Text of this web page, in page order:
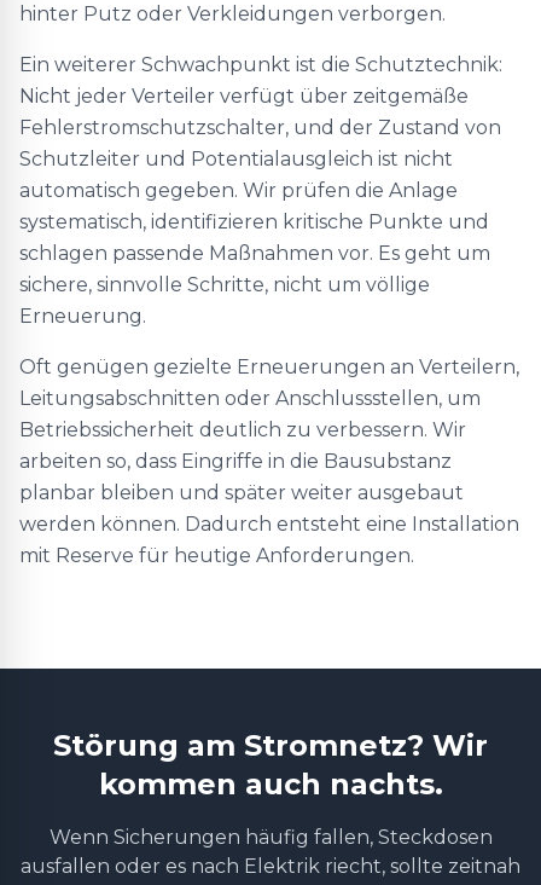
hinter Putz oder Verkleidungen verborgen.
Ein weiterer Schwachpunkt ist die Schutztechnik:
Nicht jeder Verteiler verfügt über zeitgemäße
Fehlerstromschutzschalter, und der Zustand von
Schutzleiter und Potentialausgleich ist nicht
automatisch gegeben. Wir prüfen die Anlage
systematisch, identifizieren kritische Punkte und
schlagen passende Maßnahmen vor. Es geht um
sichere, sinnvolle Schritte, nicht um völlige
Erneuerung.
Oft genügen gezielte Erneuerungen an Verteilern,
Leitungsabschnitten oder Anschlussstellen, um
Betriebssicherheit deutlich zu verbessern. Wir
arbeiten so, dass Eingriffe in die Bausubstanz
planbar bleiben und später weiter ausgebaut
werden können. Dadurch entsteht eine Installation
mit Reserve für heutige Anforderungen.
Störung am Stromnetz? Wir
kommen auch nachts.
Wenn Sicherungen häufig fallen, Steckdosen
ausfallen oder es nach Elektrik riecht, sollte zeitnah